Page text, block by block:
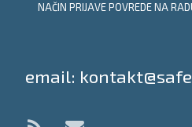
NAČIN PRIJAVE POVREDE NA
Tel:
email: